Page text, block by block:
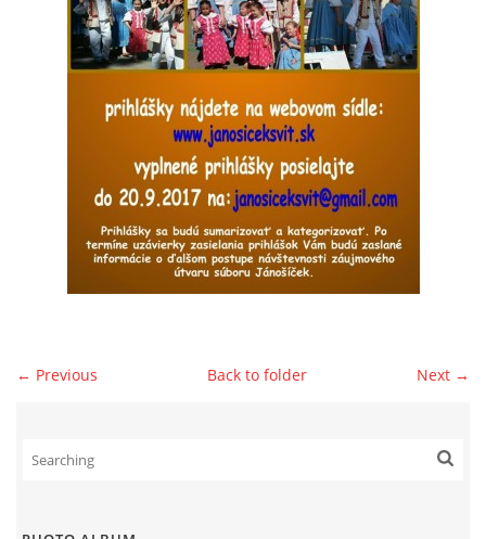
00421/903/897660
dfssvit@gmail.com
Slovenčina English
© 2026 eStránky.sk|WebSlice |Print|Updated: 2026-07-13
← Previous Next →
Back to folder